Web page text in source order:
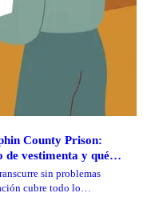
County Prison:
de vestimenta y qué
sin problemas
cubre todo lo